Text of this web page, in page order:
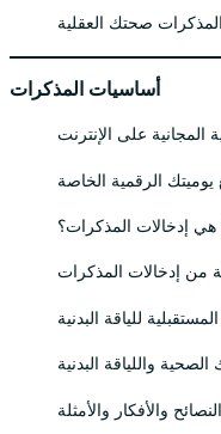
صحتك العقلية
أساسيات المذكرات
المجانية على الإنترنت
يوميتك الرقمية الخاصة
هي إدخالات المذكرات؟
إدخالات المذكرات
للياقة البدنية
واللياقة البدنية
والأفكار والأمثلة